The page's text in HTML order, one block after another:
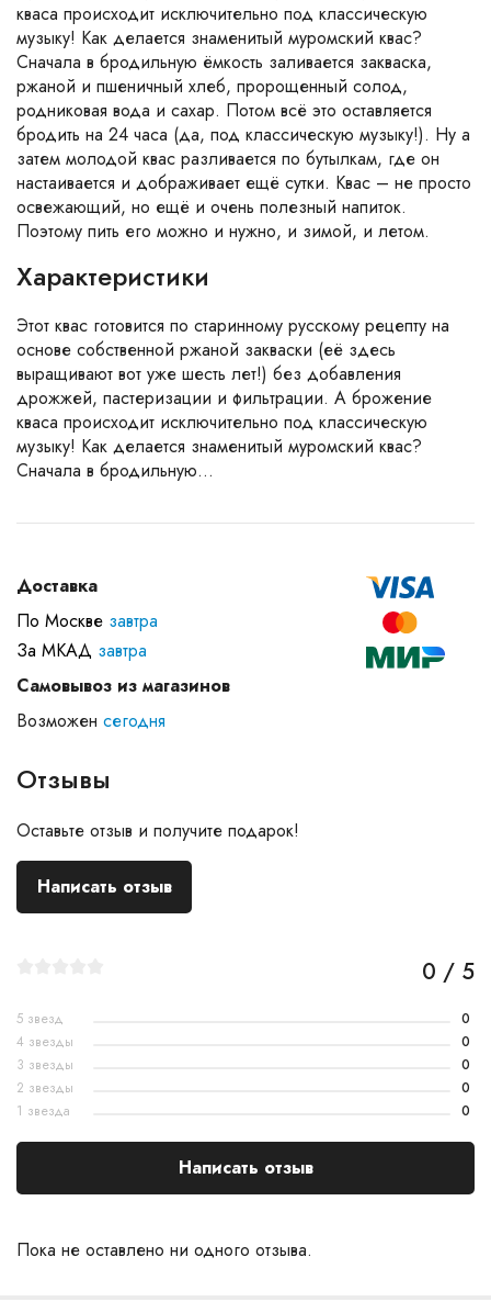
кваса происходит исключительно под классическую
музыку! Как делается знаменитый муромский квас?
Сначала в бродильную ёмкость заливается закваска,
ржаной и пшеничный хлеб, пророщенный солод,
родниковая вода и сахар. Потом всё это оставляется
бродить на 24 часа (да, под классическую музыку!). Ну а
затем молодой квас разливается по бутылкам, где он
настаивается и дображивает ещё сутки. Квас – не просто
освежающий, но ещё и очень полезный напиток.
Поэтому пить его можно и нужно, и зимой, и летом.
Характеристики
Этот квас готовится по старинному русскому рецепту на
основе собственной ржаной закваски (её здесь
выращивают вот уже шесть лет!) без добавления
дрожжей, пастеризации и фильтрации. А брожение
кваса происходит исключительно под классическую
музыку! Как делается знаменитый муромский квас?
Сначала в бродильную...
Доставка
По Москве завтра
За МКАД завтра
Самовывоз из магазинов
Возможен сегодня
Отзывы
Оставьте отзыв и получите подарок!
Написать отзыв
Пока не оставлено ни одного отзыва.
0 / 5
5 звезд
0
4 звезды
0
3 звезды
0
2 звезды
0
1 звезда
0
Написать отзыв